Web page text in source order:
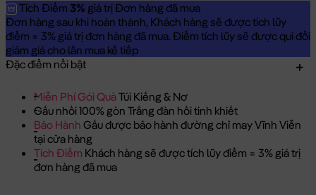
Tích Điểm 3% giá trị Đơn hàng đã mua
Đơn hàng sau khi hoàn thành, Khách hàng sẽ được tích lũy
điểm = 3% giá trị đơn hàng đã mua. Điểm tích lũy sẽ được qui đổi
giảm giá cho lần mua kế tiếp
Đặc điểm nổi bật
Miễn Phí Gói QuàTúi Kiếng & Nơ
Gấu nhồi 100% gòn Trắng đàn hồi tinh khiết
Bảo Hành Gấu được bảo hành đường chỉ may Vĩnh Viễn
tại cửa hàng
Tích Điểm Khách hàng sẽ được tích lũy điểm = 3% giá trị
đơn hàng đã mua